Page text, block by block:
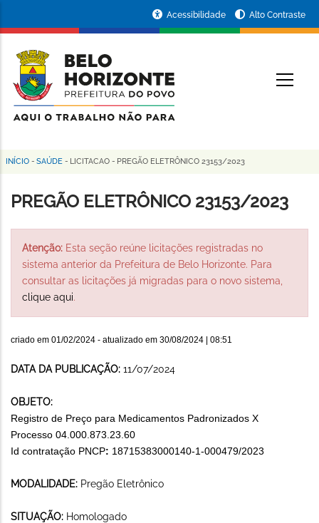
conteúdo
principal
da
Prefeitura
de
Horizonte
Acessibilidade Alto Contraste
Trilha
de
INÍCIO - SAÚDE - LICITACAO - PREGÃO ELETRÔNICO 23153/2023
PREGÃO ELETRÔNICO 23153/2023
Atenção: Esta seção reúne licitações registradas no
sistema anterior da Prefeitura de Belo Horizonte. Para
consultar as licitações já migradas para o novo sistema,
clique aqui.
criado em 01/02/2024 - atualizado em 30/08/2024 | 08:51
DATA DA PUBLICAÇÃO: 11/07/2024
OBJETO:
Registro de Preço para Medicamentos Padronizados X
Processo 04.000.873.23.60
Id contratação PNCP: 18715383000140-1-000479/2023
MODALIDADE: Pregão Eletrônico
SITUAÇÃO: Homologado